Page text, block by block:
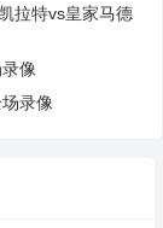
拉特vs皇家马德
像
录像